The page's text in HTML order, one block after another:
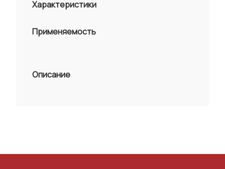
Характеристики
Применяемость
Описание